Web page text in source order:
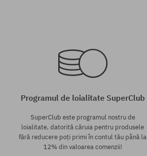
Programul de loialitate SuperClub
SuperClub este programul nostru de
loialitate, datorită căruia pentru produsele
fără reducere poți primi în contul tău până la
12% din valoarea comenzii!